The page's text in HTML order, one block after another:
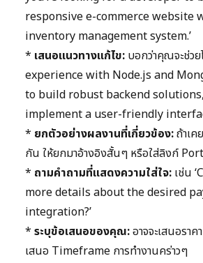
responsive e-commerce website
inventory management system.’
* เสนอแนวทางแก้ไข: บอกว่าคุณจะช่วย
experience with Node.js and
to build robust backend
implement a user-friendly
* ยกตัวอย่างผลงานที่เกี่ยวข้อง:ถ้าเค
กัน ให้ยกมาอ้างอิงสั้นๆ หรือใส่ลิงก์
* ถามคำถามที่แสดงความใส่ใจ: เช่น
more details about the desired
integration?’
* ระบุข้อเสนอของคุณ:อาจจะเสนอราค
เสนอ Timeframe การทำงานคร่าวๆ